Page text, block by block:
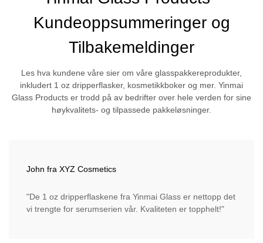
Kundeoppsummeringer og
Tilbakemeldinger
Les hva kundene våre sier om våre glasspakkereprodukter,
inkludert 1 oz dripperflasker, kosmetikkboker og mer. Yinmai
Glass Products er trodd på av bedrifter over hele verden for sine
høykvalitets- og tilpassede pakkeløsninger.
John fra XYZ Cosmetics
"De 1 oz dripperflaskene fra Yinmai Glass er nettopp det
vi trengte for serumserien vår. Kvaliteten er topphelt!"